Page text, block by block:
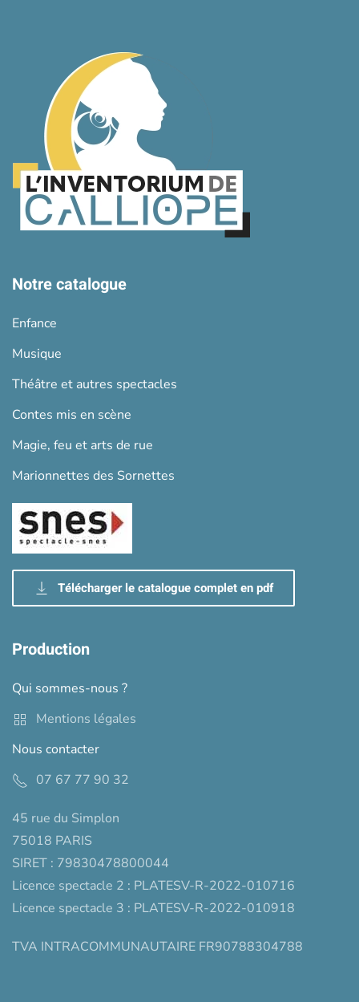
Notre catalogue
Enfance
Musique
Théâtre et autres spectacles
Contes mis en scène
Magie, feu et arts de rue
Marionnettes des Sornettes
Télécharger le catalogue complet en pdf
Production
Qui sommes-nous ?
Mentions légales
Nous contacter
07 67 77 90 32
45 rue du Simplon
75018 PARIS
SIRET : 79830478800044
Licence spectacle 2 : PLATESV-R-2022-010716
Licence spectacle 3 : PLATESV-R-2022-010918
TVA INTRACOMMUNAUTAIRE FR90788304788